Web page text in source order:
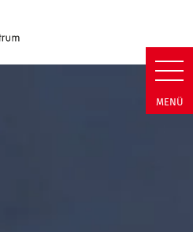
|
MENÜ